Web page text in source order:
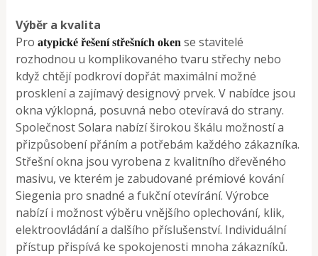
Výběr a kvalita
Proatypické řešení střešních oken se stavitelé
rozhodnou u komplikovaného tvaru střechy nebo
když chtějí podkroví dopřát maximální možné
prosklení a zajímavý designový prvek. V nabídce jsou
okna výklopná, posuvná nebo otevíravá do strany.
Společnost Solara nabízí širokou škálu možností a
přizpůsobení přáním a potřebám každého zákazníka.
Střešní okna jsou vyrobena z kvalitního dřevěného
masivu, ve kterém je zabudované prémiové kování
Siegenia pro snadné a fukční otevírání. Výrobce
nabízí i možnost výběru vnějšího oplechování, klik,
elektroovládání a dalšího příslušenství. Individuální
přístup přispívá ke spokojenosti mnoha zákazníků.